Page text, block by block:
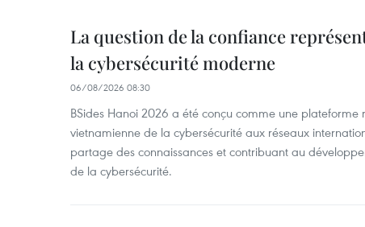
La question de la confiance
la cybersécurité moderne
06/08/2026 08:30
BSides Hanoi 2026 a été conçu comme une
vietnamienne de la cybersécurité aux réseaux
partage des connaissances et contribuant au
de la cybersécurité.